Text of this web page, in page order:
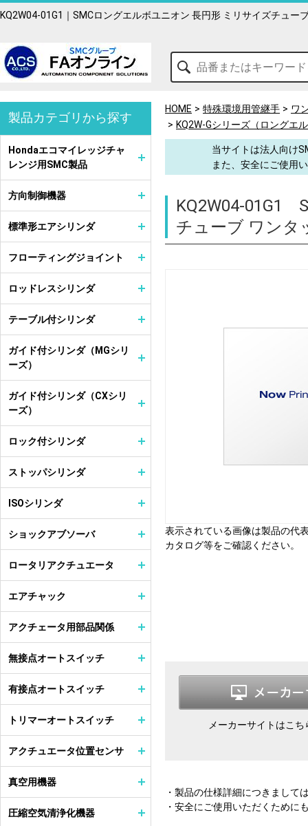
KQ2W04-01G1｜SMCロングエルボユニオン 長円形 ミリサイズチュー
HOME 特殊環境用管継手
ワ
KQ2W-Gシリーズ（ロングエ
当サイトは法人向け
また、安全にご使用
KQ2W04-01G1
チューブ ワンタ
表示されている画像は製品の代
カタログ等をご確認ください。
メーカーサイトはこ
・製品の仕様詳細につきまして
・安全にご使用いただくために
製品カテゴリから探す
Hondaエコマイレッジチャ
レンジ用SMC製品
方向制御機器
標準形エアシリンダ
フローティングジョイント
ロッドレスシリンダ
テーブル付シリンダ
ガイド付シリンダ（MGシリ
ーズ）
ガイド付シリンダ（CXシリ
ーズ）
ロック付シリンダ
ストッパシリンダ
ISOシリンダ
ショックアブソーバ
ロータリアクチュエータ
エアチャック
アクチェータ用部品関係
無接点オートスイッチ
有接点オートスイッチ
トリマーオートスイッチ
アクチュエータ位置センサ
真空用機器
圧縮空気清浄化機器